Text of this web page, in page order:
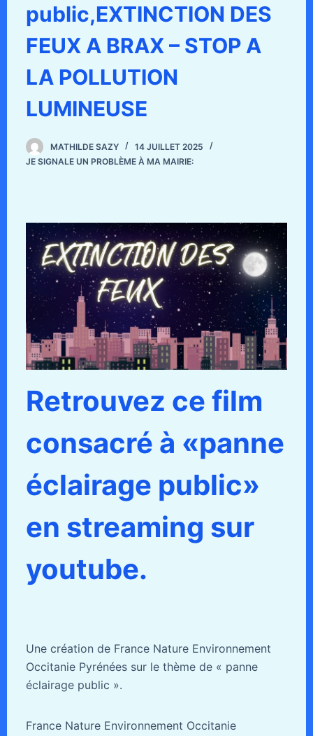
public,EXTINCTION DES
FEUX A BRAX – STOP A
LA POLLUTION
LUMINEUSE
MATHILDE SAZY
14 JUILLET 2025
JE SIGNALE UN PROBLÈME À MA MAIRIE:
Retrouvez ce film
consacré à «panne
éclairage public»
en streaming sur
youtube.
Une création de France Nature Environnement
Occitanie Pyrénées sur le thème de « panne
éclairage public ».
France Nature Environnement Occitanie